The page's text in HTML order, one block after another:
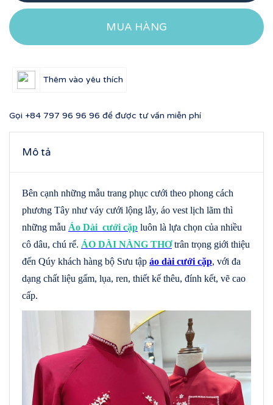
MUA HÀNG
Thêm vào yêu thích
Gọi +84 797 96 96 96 để được tư vấn miễn phí
Mô tả
Bên cạnh những mẫu trang phục cưới theo phong cách
phương Tây như váy cưới lộng lẫy, áo vest lịch lãm thì
những mẫu Áo Dài cưới cặp luôn là lựa chọn của nhiều
cô dâu, chú rể. ÁO DÀI NÀNG THƠtrân trọng giới thiệu
đến Qúy khách hàng bộ Sưu tập áo dài cưới cặp, với đa
dạng chất liệu gấm, lụa, ren, thiết kế thêu, đính kết, vẽ cao
cấp.